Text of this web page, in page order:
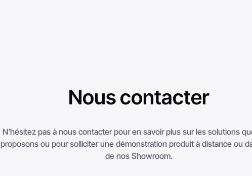
Nous contacter
N'hésitez pas à nous contacter pour en savoir plus sur les solutions
proposons ou pour solliciter une démonstration produit à distance ou
de nos Showroom.